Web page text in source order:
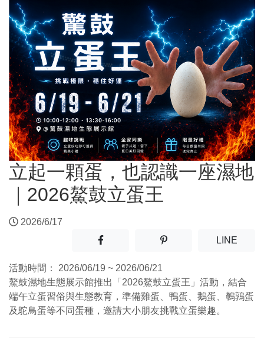
立起一顆蛋，也認識一座濕地
｜2026鰲鼓立蛋王
2026/6/17
分享至facebook(另開新視窗)
分享至噗浪(另開新視窗)
LINE(另開
活動時間：
2026/06/19 ~ 2026/06/21
鰲鼓濕地生態展示館推出「2026鰲鼓立蛋王」活動，結合
端午立蛋習俗與生態教育，準備雞蛋、鴨蛋、鵝蛋、鵪鶉蛋
及鴕鳥蛋等不同蛋種，邀請大小朋友挑戰立蛋樂趣。